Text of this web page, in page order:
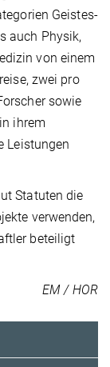
Geistes-
auch Physik,
von einem
zwei pro
sowie
ihrem
Leistungen
Statuten die
verwenden,
beteiligt
EM / HOR